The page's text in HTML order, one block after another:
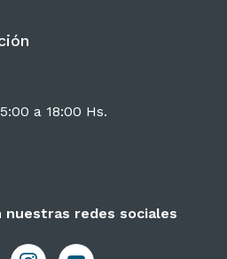
a 18:00 Hs.
nuestras redes sociales